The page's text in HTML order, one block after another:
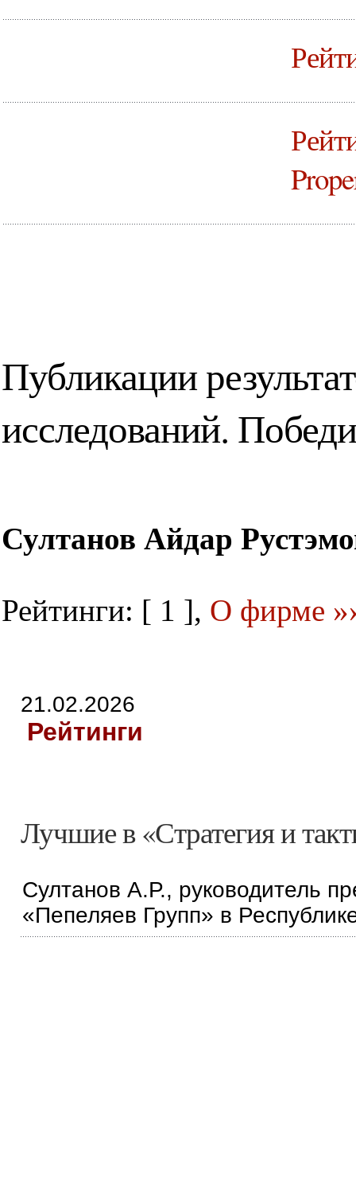
Публикации
исследований.
Султанов Айдар
Рейтинги: [ 1 ], О фирме
21.02.2026
Рейтинги
Лучшие в «Стратегия и
Султанов А.Р., руководитель
«Пепеляев Групп» в